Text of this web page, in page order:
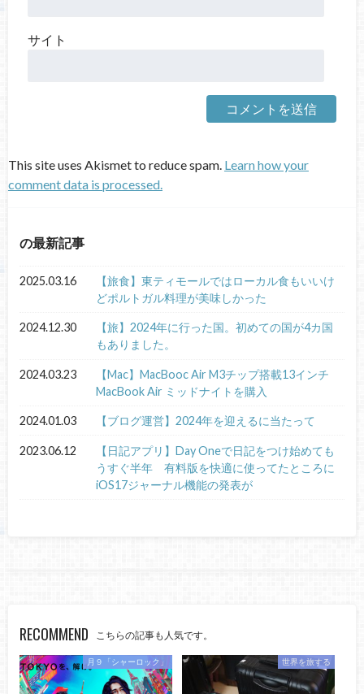
サイト
This site uses Akismet to reduce spam. Learn how your
comment data is processed.
の最新記事
2025.03.16
【旅食】東ティモールではローカル食もいいけ
どポルトガル料理が美味しかった
2024.12.30
【旅】2024年に行った国。初めての国が4カ国
もありました。
2024.03.23
【Mac】MacBooc Air M3チップ搭載13インチ
MacBook Air ミッドナイトを購入
2024.01.03 【ブログ運営】2024年を迎えるに当たって
2023.06.12
【日記アプリ】Day Oneで日記をつけ始めても
うすぐ半年 有料版を快適に使ってたところに
iOS17ジャーナル機能の発表が
RECOMMEND こちらの記事も人気です。
月９「シャーロック」 世界を旅する